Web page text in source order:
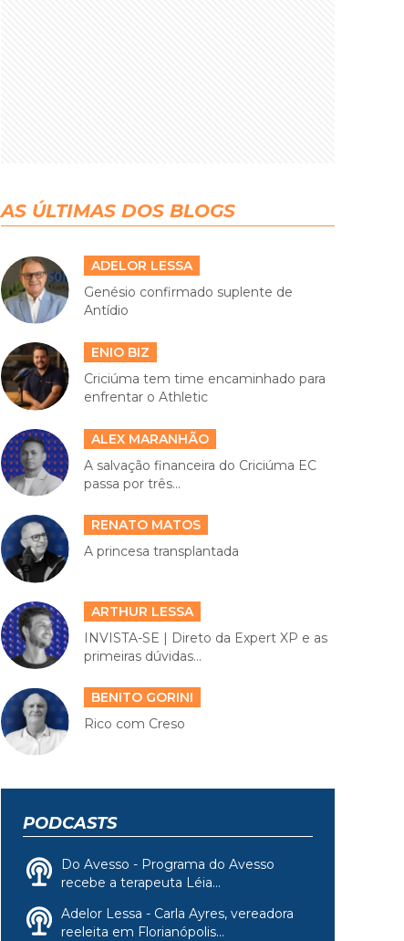
AS ÚLTIMAS DOS BLOGS
ADELOR LESSA
Genésio confirmado suplente de
Antídio
ENIO BIZ
Criciúma tem time encaminhado para
enfrentar o Athletic
ALEX MARANHÃO
A salvação financeira do Criciúma EC
passa por três...
RENATO MATOS
A princesa transplantada
ARTHUR LESSA
INVISTA-SE | Direto da Expert XP e as
primeiras dúvidas...
BENITO GORINI
Rico com Creso
PODCASTS
Do Avesso - Programa do Avesso
recebe a terapeuta Léia...
Adelor Lessa - Carla Ayres, vereadora
reeleita em Florianópolis...